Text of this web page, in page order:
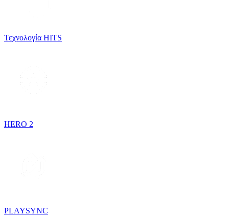
Τεχνολογία HITS
HERO 2
PLAYSYNC